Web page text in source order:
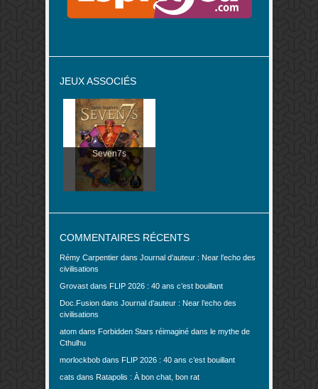
JEUX ASSOCIÉS
Seven7s
COMMENTAIRES RÉCENTS
Rémy Carpentier dans Journal d’auteur : Near l’echo des
civilisations
Grovast dans FLIP 2026 : 40 ans c’est bouillant
Doc.Fusion dans Journal d’auteur : Near l’echo des
civilisations
atom dans Forbidden Stars réimaginé dans le mythe de
Cthulhu
morlockbob dans FLIP 2026 : 40 ans c’est bouillant
cats dans Ratapolis : À bon chat, bon rat